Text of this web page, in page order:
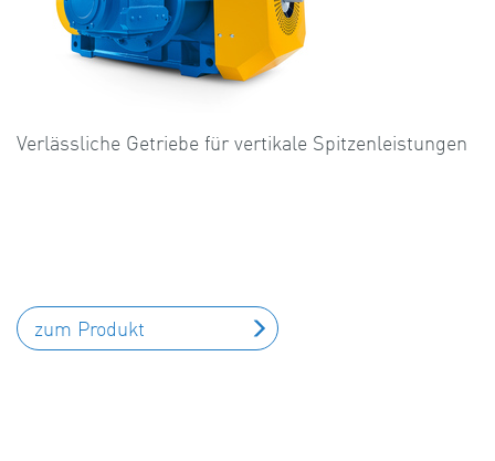
Verlässliche Getriebe für vertikale Spitzenleistungen
zum Produkt